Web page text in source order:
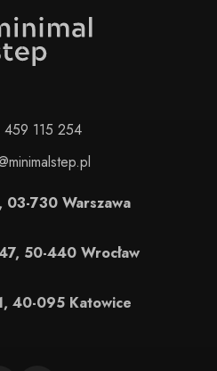
115 254
03-730 Warszawa
50-440 Wrocław
40-095 Katowice